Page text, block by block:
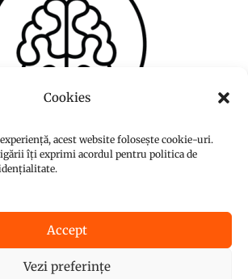
Cookies
acest website folosește cookie-uri.
îți exprimi acordul pentru politica de
Accept
Vezi preferințe
2015-2026NUC Agency